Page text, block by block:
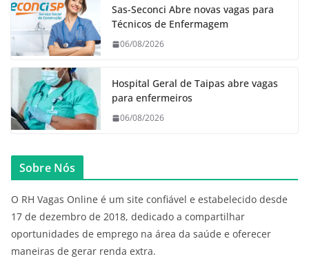
Sas-Seconci Abre novas vagas para
Técnicos de Enfermagem
06/08/2026
Hospital Geral de Taipas abre vagas
para enfermeiros
06/08/2026
Sobre Nós
O RH Vagas Online é um site confiável e estabelecido desde
17 de dezembro de 2018, dedicado a compartilhar
oportunidades de emprego na área da saúde e oferecer
maneiras de gerar renda extra.